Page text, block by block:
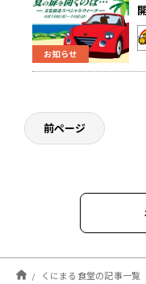
お知らせ
前ページ
2026年
くにまる食堂の記事一覧